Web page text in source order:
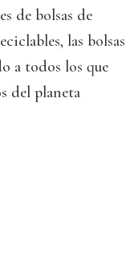
de bolsas de
las bolsas
a todos los que
del planeta